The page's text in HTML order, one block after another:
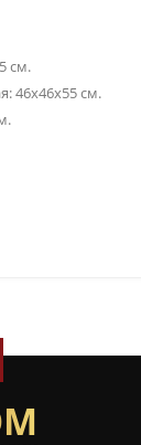
см.
46х46х55 см.